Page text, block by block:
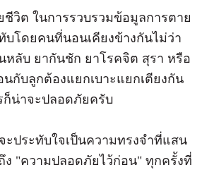
วิต ในการรวบรวมข้อมูลการตาย
บโดยคนที่นอนเคียงข้างกันไม่ว่า
ลับ ยากันชัก ยาโรคจิต สุรา หรือ
กับลูกต้องแยกเบาะแยกเตียงกัน
น่าจะปลอดภัยครับ
ประทับใจเป็นความทรงจำที่แสน
"ความปลอดภัยไว้ก่อน" ทุกครั้งที่